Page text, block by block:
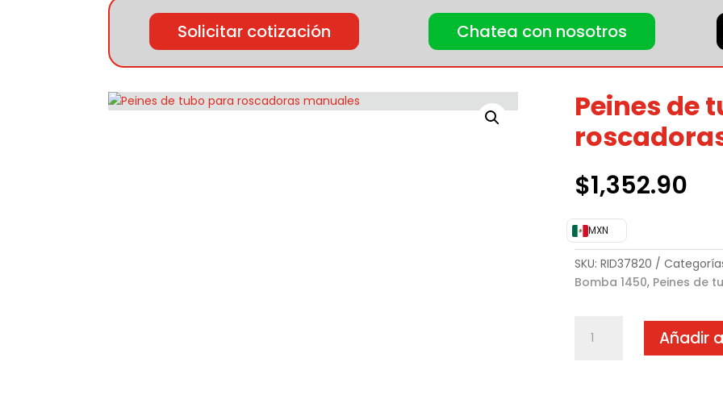
Solicitar cotización Chatea con nosotros
Peines de
$1,352.90
MXN
SKU: RID37820
Bomba 1450, Peines de
Añadir